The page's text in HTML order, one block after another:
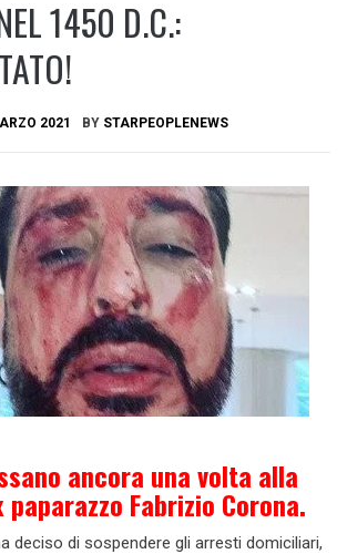
1450 D.C.:
2021 BY STARPEOPLENEWS
ancora una volta alla
paparazzo Fabrizio Corona.
deciso di sospendere gli arresti domiciliari,